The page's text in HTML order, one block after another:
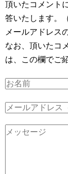
頂いたコメント
答いたします。
メールアドレス
なお、頂いたコ
は、この欄でご